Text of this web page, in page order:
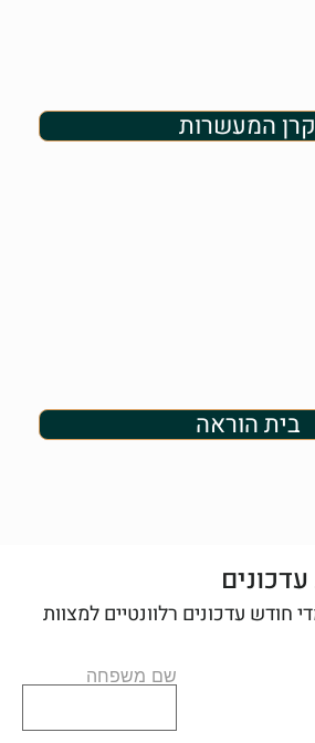
קרן המעשרות
בית הוראה
חודש עדכונים רלוונטיים למצוות
שם משפחה